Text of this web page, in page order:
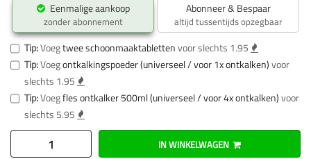
Eenmalige aankoop
zonder abonnement
Abonneer & Bespaar
altijd tussentijds opzegbaar
Tip:Voegtwee schoonmaaktablettenvoor slechts 1.95
Tip:Voegontkalkingspoeder (universeel / voor 1x ontkalken)voor
slechts 1.95
Tip:Voegfles ontkalker 500ml (universeel / voor 4x ontkalken)voor
slechts 5.95
IN WINKELWAGEN